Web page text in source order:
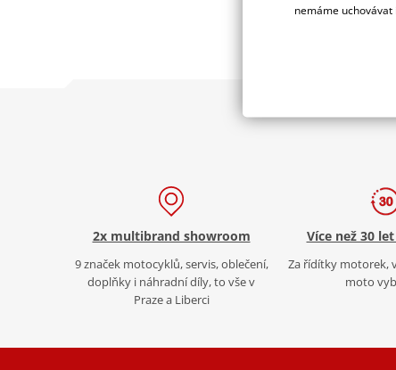
2x multibrand showroom
9 značek motocyklů, servis, oblečení,
doplňky i náhradní díly, to vše v
Praze a Liberci
Více než 30
Za řídítky motorek,
moto
nemáme